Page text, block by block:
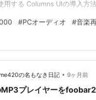
用する Columns UIの導入方
のレイアウト設定方法 コン
のレイアウトカスタマイ
リストの調整 Waveform
detailsを調整…
#PCオーディオ #音楽
の名もなき日記 • 9ヶ月前
MP3プレイヤーを